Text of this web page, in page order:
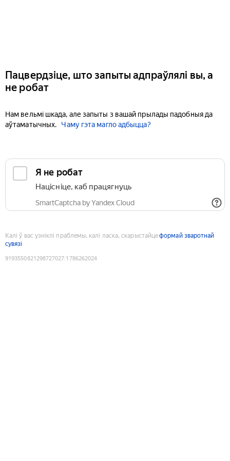
Пацвердзіце, што запыты адпраўлялі вы, а
не робат
Нам вельмі шкада, але запыты з вашай прылады падобныя да
аўтаматычных.
Чаму гэта магло адбыцца?
Я не робат
Націсніце, каб працягнуць
SmartCaptcha by Yandex Cloud
Калі ў вас узніклі праблемы, калі ласка, скарыстайцеформай зваротнай
сувязі
9193550821298727027:1786262024